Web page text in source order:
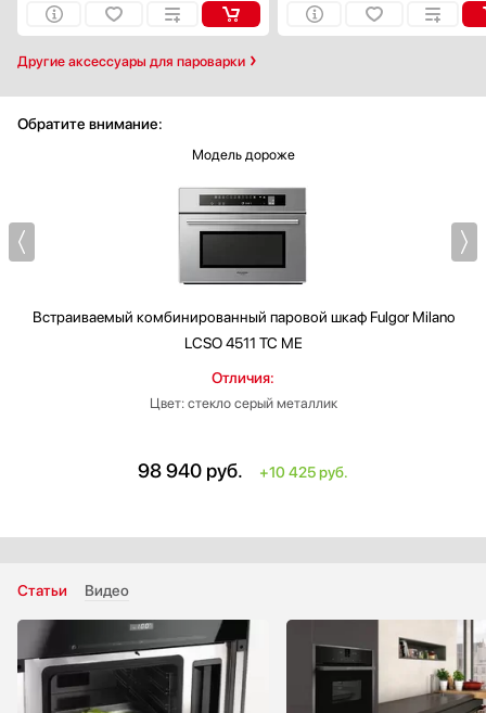
Другие аксессуары для пароварки
Обратите внимание:
Модель дороже
Встраиваемый комбинированный паровой шкафFulgor Milano
LCSO 4511 TC ME
Отличия:
Цвет: стекло серый металлик
98 940 руб. +10 425 руб.
Статьи Видео